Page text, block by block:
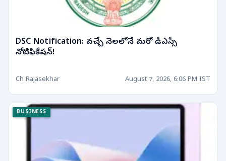
DSC Notification: వచ్చే నెలలోనే మరో డీఎస్సీ
నోటిఫికేషన్!
Ch Rajasekhar August 7, 2026, 6:06 PM IST
BUSINESS